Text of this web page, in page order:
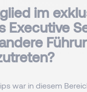
im
Executive
war in diesem